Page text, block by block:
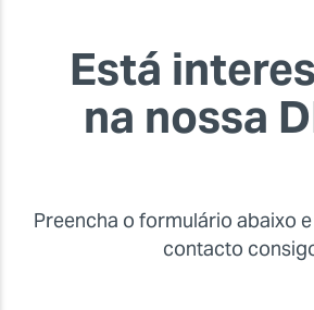
Está
na nossa
Preencha o formulário abaixo
contacto